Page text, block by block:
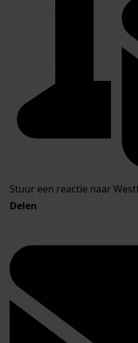
Stuur een reactie naar
Delen